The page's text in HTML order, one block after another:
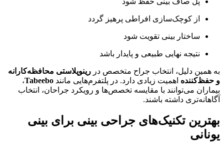
از کوچک‌سازی افراطی پرهیز گردد
ساختار بینی تقویت شود
نتیجه نهایی طبیعی و پایدار باشد
به همین دلیل، انتخاب جراح متخصص در رینوپلاستی محافظه‌کارانه
و حفظ‌کننده اهمیت زیادی دارد. در پلتفرم‌هایی مانند Tabeebo،
بیماران می‌توانند با مقایسه تخصص‌ها و رویکرد جراحان، انتخاب
آگاهانه‌تری داشته باشند.
بهترین تکنیک‌های جراحی بینی برای بینی
یونانی